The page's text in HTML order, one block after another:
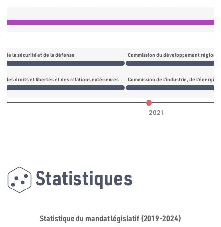
de la sécurité et de la défense Commission du développement régional
des droits et libertés et des relations extérieures Commission de l’industrie, de
2021
Statistiques
Statistique du mandat législatif (2019-2024)